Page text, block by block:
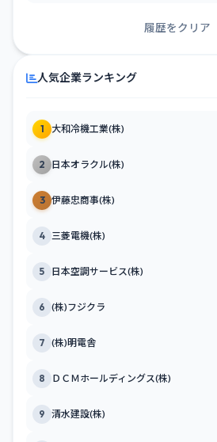
履歴をクリア
人気企業ランキング
1 大和冷機工業(株)
2 日本オラクル(株)
3 伊藤忠商事(株)
4 三菱電機(株)
5 日本空調サービス(株)
6 (株)フジクラ
7 (株)明電舎
8 ＤＣＭホールディングス(株)
9 清水建設(株)